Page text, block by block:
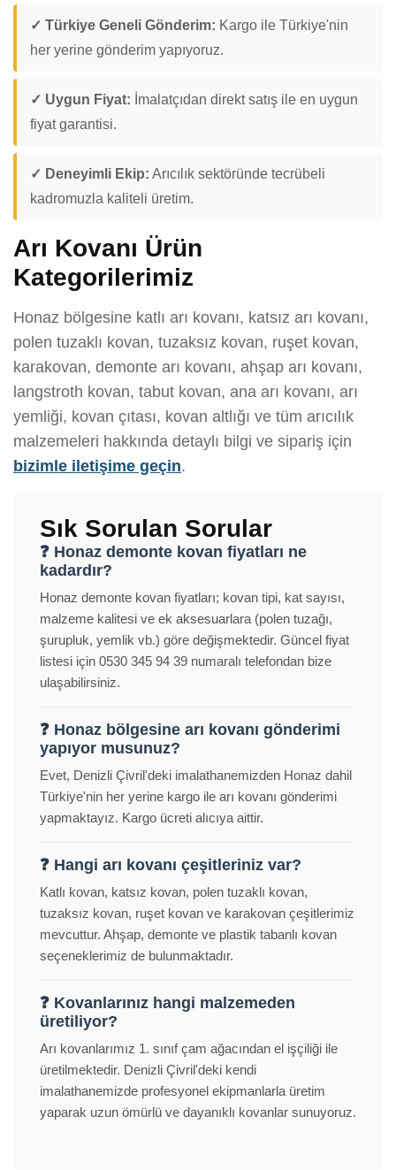
✓ Türkiye Geneli Gönderim: Kargo ile Türkiye'nin
her yerine gönderim yapıyoruz.
✓ Uygun Fiyat: İmalatçıdan direkt satış ile en uygun
fiyat garantisi.
✓ Deneyimli Ekip: Arıcılık sektöründe tecrübeli
kadromuzla kaliteli üretim.
Arı Kovanı Ürün
Kategorilerimiz
Honaz bölgesine katlı arı kovanı, katsız arı kovanı,
polen tuzaklı kovan, tuzaksız kovan, ruşet kovan,
karakovan, demonte arı kovanı, ahşap arı kovanı,
langstroth kovan, tabut kovan, ana arı kovanı, arı
yemliği, kovan çıtası, kovan altlığı ve tüm arıcılık
malzemeleri hakkında detaylı bilgi ve sipariş için
bizimle iletişime geçin.
Sık Sorulan Sorular
❓ Honaz demonte kovan fiyatları ne
kadardır?
Honaz demonte kovan fiyatları; kovan tipi, kat sayısı,
malzeme kalitesi ve ek aksesuarlara (polen tuzağı,
şurupluk, yemlik vb.) göre değişmektedir. Güncel fiyat
listesi için 0530 345 94 39 numaralı telefondan bize
ulaşabilirsiniz.
❓ Honaz bölgesine arı kovanı gönderimi
yapıyor musunuz?
Evet, Denizli Çivril'deki imalathanemizden Honaz dahil
Türkiye'nin her yerine kargo ile arı kovanı gönderimi
yapmaktayız. Kargo ücreti alıcıya aittir.
❓ Hangi arı kovanı çeşitleriniz var?
Katlı kovan, katsız kovan, polen tuzaklı kovan,
tuzaksız kovan, ruşet kovan ve karakovan çeşitlerimiz
mevcuttur. Ahşap, demonte ve plastik tabanlı kovan
seçeneklerimiz de bulunmaktadır.
❓ Kovanlarınız hangi malzemeden
üretiliyor?
Arı kovanlarımız 1. sınıf çam ağacından el işçiliği ile
üretilmektedir. Denizli Çivril'deki kendi
imalathanemizde profesyonel ekipmanlarla üretim
yaparak uzun ömürlü ve dayanıklı kovanlar sunuyoruz.